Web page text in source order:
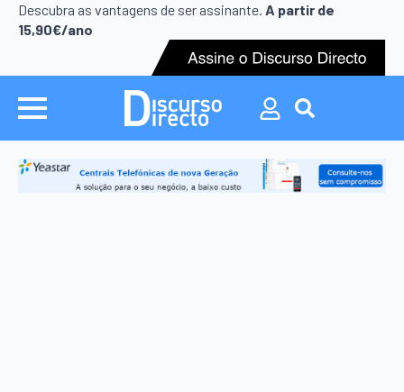
Descubra as vantagens de ser assinante. A partir de
15,90€/ano
Search
for:
Search